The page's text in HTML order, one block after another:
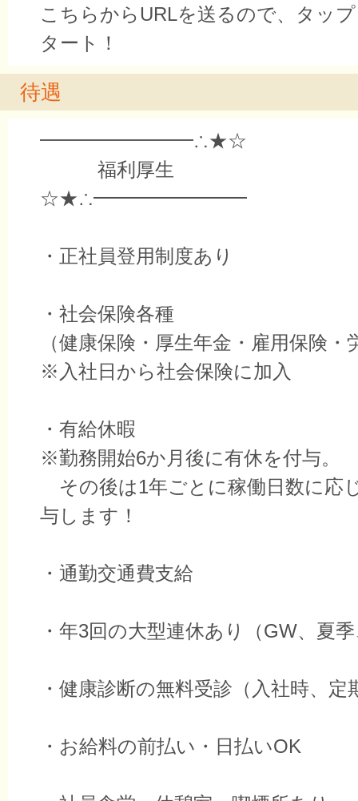
こちらからURLを送るので、タッ
タート！
待遇
━━━━━━━━∴★☆
福利厚生
☆★∴━━━━━━━━
・正社員登用制度あり
・社会保険各種
（健康保険・厚生年金・雇用保険・
※入社日から社会保険に加入
・有給休暇
※勤務開始6か月後に有休を付与。
その後は1年ごとに稼働日数に応
与します！
・通勤交通費支給
・年3回の大型連休あり（GW、夏
・健康診断の無料受診（入社時、定
・お給料の前払い・日払いOK